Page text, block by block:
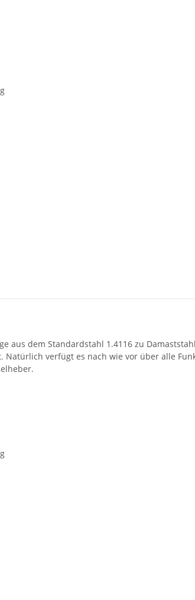
dem Standardstahl 1.4116 zu
verfügt es nach wie vor über alle